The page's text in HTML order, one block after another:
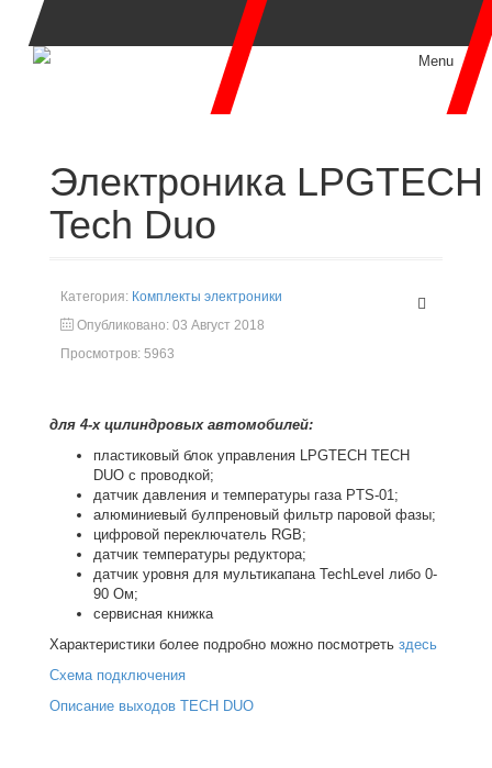
Menu
Электроника LPGTECH
Tech Duo
Категория: Комплекты электроники
Опубликовано: 03 Август 2018
Просмотров: 5963
для 4-х цилиндровых автомобилей:
пластиковый блок управления LPGTECH TECH
DUO с проводкой;
датчик давления и температуры газа PTS-01;
алюминиевый булпреновый фильтр паровой фазы;
цифровой переключатель RGB;
датчик температуры редуктора;
датчик уровня для мультикапана TechLevel либо 0-
90 Ом;
сервисная книжка
Характеристики более подробно можно посмотреть здесь
Схема подключения
Описание выходов TECH DUO